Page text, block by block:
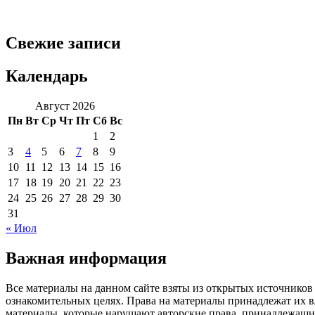
Свежие записи
Календарь
Август 2026
Пн Вт Ср Чт Пт Сб Вс
1
2
3
4 5 6 7 8
9
10 11 12 13 14 15 16
17 18 19 20 21 22 23
24 25 26 27 28 29 30
31
« Июл
Важная информация
Все материалы на данном сайте взяты из открытых
ознакомительных целях. Права на материалы принадлежат их